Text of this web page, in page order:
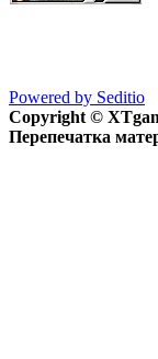
Powered by Seditio
Copyright ©
Перепечатка